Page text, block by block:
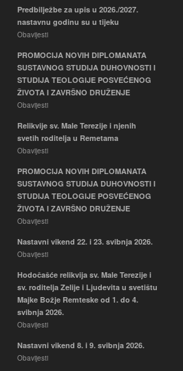
Predbilježbe za upis u 2026./2027.
nastavnu godinu su u tijeku
Obavijesti
PROMOCIJA NOVIH DIPLOMANATA
SUSTAVNOG STUDIJA DUHOVNOSTI I
STUDIJA TEOLOGIJE POSVEĆENOG
ŽIVOTA I ZAVRŠNO DRUŽENJE
Obavijesti
Relikvije sv. Male Terezije i njenih
svetih roditelja u Remetama
Obavijesti
PROMOCIJA NOVIH DIPLOMANATA
SUSTAVNOG STUDIJA DUHOVNOSTI I
STUDIJA TEOLOGIJE POSVEĆENOG
ŽIVOTA I ZAVRŠNO DRUŽENJE
Obavijesti
Nastavni vikend 22. i 23. svibnja 2026.
Obavijesti
Hodočašće relikvija sv. Male Terezije i
sv. roditelja Zelije i Ljudevita u svetištu
Majke Božje Remteske od 1. do 4.
svibnja 2026.
Obavijesti
Nastavni vikend 8. i 9. svibnja 2026.
Obavijesti